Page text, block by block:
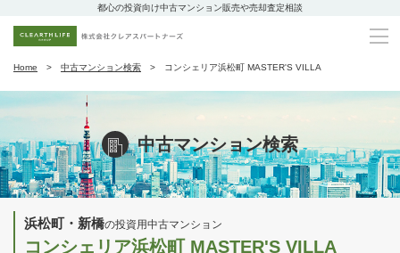
都心の投資向け中古マンション販売や売却査定相談
Home 中古マンション検索 コンシェリア浜松町 MASTER'S VILLA
中古マンション検索
浜松町・新橋の投資用中古マンション
コンシェリア浜松町 MASTER'S VILLA